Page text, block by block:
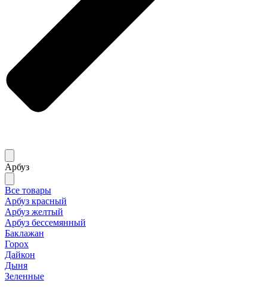
Арбуз
Все товары
Арбуз красный
Арбуз желтый
Арбуз бессемянный
Баклажан
Горох
Дайкон
Дыня
Зеленные